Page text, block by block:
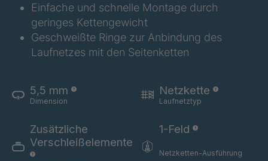
UH 76 4064524
UH 78
UH 79
UH 80 4064528
Einfache und schnelle Montage durch
geringes Kettengewicht
Geschweißte Ringe zur Anbindung des
Laufnetzes mit den Seitenketten
5,5 mm
Dimension
Netzkette
Laufnetztyp
Zusätzliche
Verschleißelemente
1-Feld
Netzketten-Ausführung